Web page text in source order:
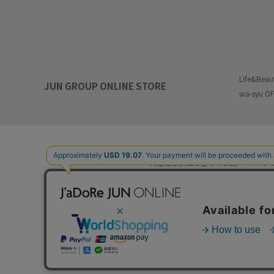
JUN GROUP ONLINE STORE
wa-syu
特定商取引法に基づく表記 プ